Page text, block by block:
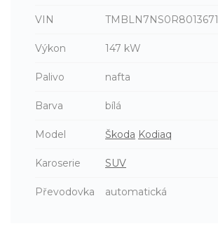
VIN TMBLN7NS0R8013671
Výkon 147 kW
Palivo nafta
Barva bílá
Model Škoda Kodiaq
Karoserie SUV
Převodovka automatická